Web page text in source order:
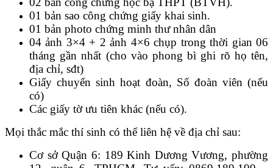
01 bản sao công chứng giấy khai sinh.
01 bản photo chứng minh thư nhân dân
04 ảnh 3×4 + 2 ảnh 4×6 chụp trong thời gian 06
tháng gần nhất (cho vào phong bì ghi rõ họ tên,
địa chỉ, sđt)
Giấy chuyển sinh hoạt đoàn, Sổ đoàn viên (nếu
có)
Các giấy tờ ưu tiên khác (nếu có).
Mọi thắc mắc thí sinh có thể liên hệ về địa chỉ sau:
Cơ sở Quận 6: 189 Kinh Dương Vương, phường